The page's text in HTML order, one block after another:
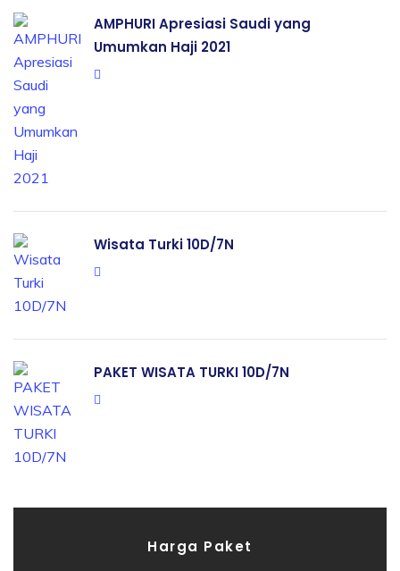
AMPHURI Apresiasi Saudi yang
Umumkan Haji 2021
Wisata Turki 10D/7N
PAKET WISATA TURKI 10D/7N
Harga Paket